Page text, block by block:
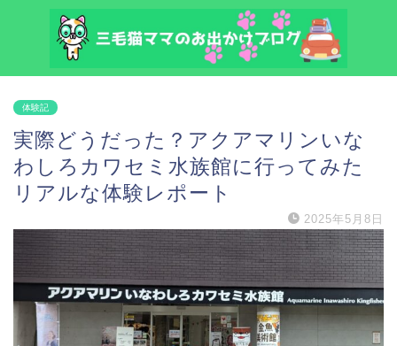
体験記
実際どうだった？アクアマリンいな
わしろカワセミ水族館に行ってみた
リアルな体験レポート
2025年5月8日